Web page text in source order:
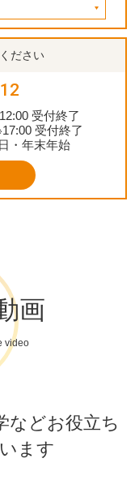
ださい
受付終了
受付終了
・年末年始
画
video
などお役立ち
ます